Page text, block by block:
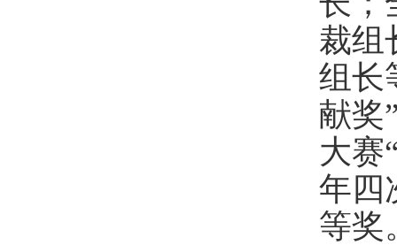
裁组
组长
献奖
大赛
年四
等奖